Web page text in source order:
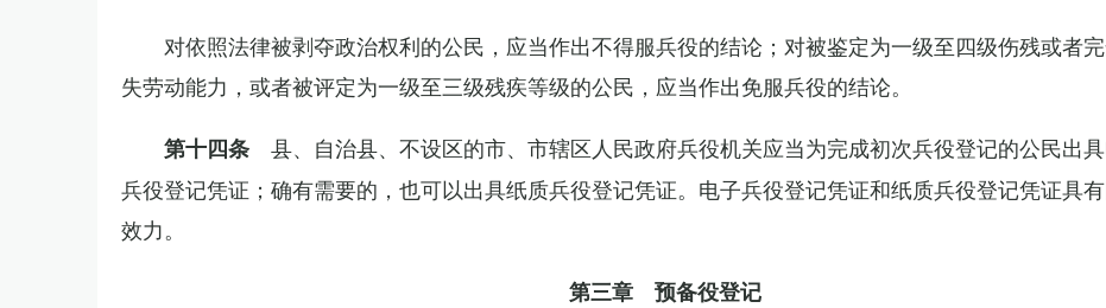
对依照法律被剥夺政治权利的公民，应当作出不得服兵役的结论；对被鉴定为一级至四级伤残或者
失劳动能力，或者被评定为一级至三级残疾等级的公民，应当作出免服兵役的结论。
第十四条 县、自治县、不设区的市、市辖区人民政府兵役机关应当为完成初次兵役登记的公民出
兵役登记凭证；确有需要的，也可以出具纸质兵役登记凭证。电子兵役登记凭证和纸质兵役登记凭证具
效力。
第三章 预备役登记